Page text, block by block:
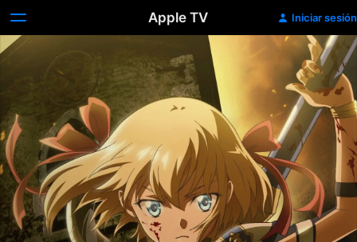
Apple TV Iniciar sesión